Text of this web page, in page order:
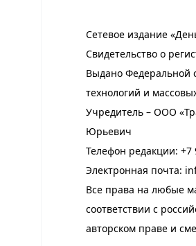
Сетевое издание
Свидетельство о
Выдано Федеральной
технологий и
Учредитель – ООО
Юрьевич
Телефон редакции: +7
Электронная почта:
Все права на любые
соответствии с
авторском праве и